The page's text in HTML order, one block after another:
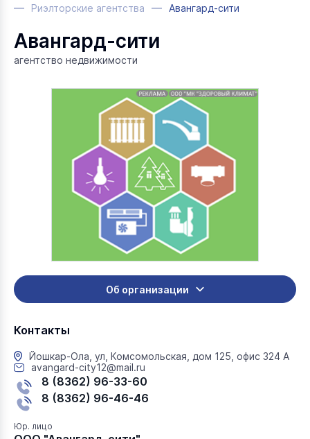
Риэлторские агентства
Авангард-сити
Авангард-сити
агентство недвижимости
Об организации
Контакты
Йошкар-Ола, ул, Комсомольская, дом 125, офис 324 А
avangard-city12@mail.ru
8 (8362) 96-33-60
8 (8362) 96-46-46
Юр. лицо